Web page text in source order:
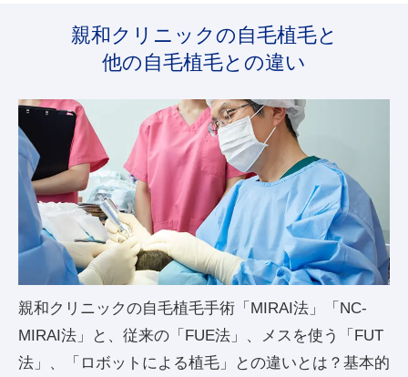
親和クリニックの自毛植毛と
他の自毛植毛との違い
親和クリニックの自毛植毛手術「MIRAI法」「NC-
MIRAI法」と、従来の「FUE法」、メスを使う「FUT
法」、「ロボットによる植毛」との違いとは？基本的